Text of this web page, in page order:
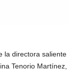
la directora saliente
Tenorio Martínez,